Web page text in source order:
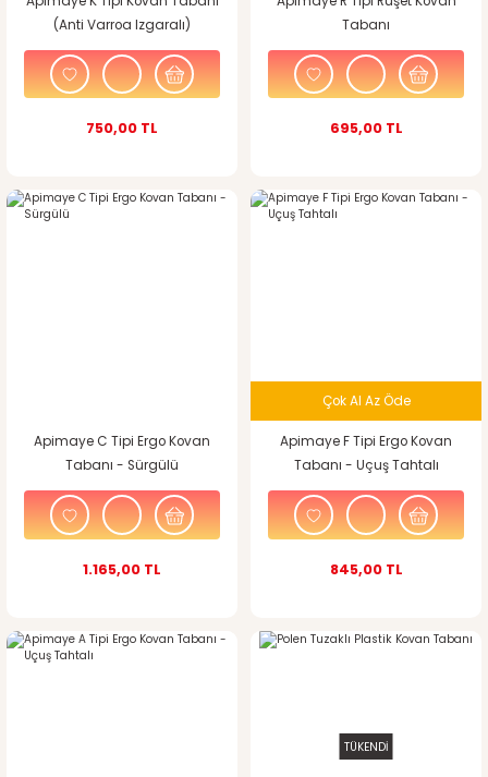
(Anti Varroa Izgaralı)
750,00 TL
Tabanı
695,00 TL
Apimaye C Tipi Ergo Kovan
Tabanı - Sürgülü
1.165,00 TL
Çok Al Az Öde
Apimaye F Tipi Ergo Kovan
Tabanı - Uçuş Tahtalı
845,00 TL
TÜKENDİ